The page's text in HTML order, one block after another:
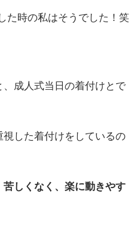
た時の私はそうでした！笑
成人式当日の着付けとで
した着付けをしているの
しくなく、楽に動きやす